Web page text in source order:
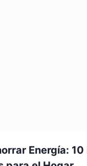
Energía: 10